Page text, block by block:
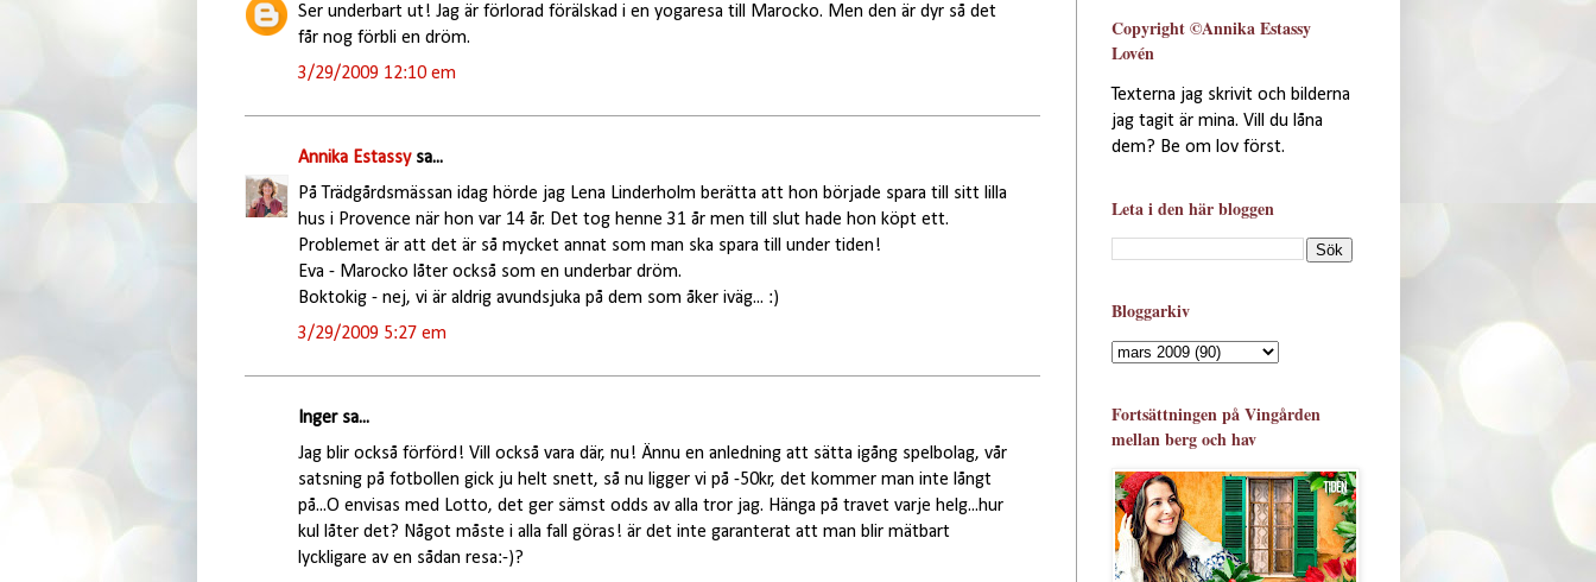
Ser underbart ut! Jag är förlorad förälskad i en yogaresa till Marocko. Men den är dyr så det
får nog förbli en dröm.
3/29/2009 12:10 em
Annika Estassysa...
På Trädgårdsmässan idag hörde jag Lena Linderholm berätta att hon började spara till sitt lilla
hus i Provence när hon var 14 år. Det tog henne 31 år men till slut hade hon köpt ett.
Problemet är att det är så mycket annat som man ska spara till under tiden!
Eva - Marocko låter också som en underbar dröm.
Boktokig - nej, vi är aldrig avundsjuka på dem som åker iväg... :)
3/29/2009 5:27 em
Inger sa...
Jag blir också förförd! Vill också vara där, nu! Ännu en anledning att sätta igång spelbolag, vår
satsning på fotbollen gick ju helt snett, så nu ligger vi på -50kr, det kommer man inte långt
på...O envisas med Lotto, det ger sämst odds av alla tror jag. Hänga på travet varje helg...hur
kul låter det? Något måste i alla fall göras! är det inte garanterat att man blir mätbart
lyckligare av en sådan resa:-)?
Copyright ©Annika Estassy
Lovén
Texterna jag skrivit och bilderna
jag tagit är mina. Vill du låna
dem? Be om lov först.
Leta i den här bloggen
Bloggarkiv
Fortsättningen på Vingården
mellan berg och hav